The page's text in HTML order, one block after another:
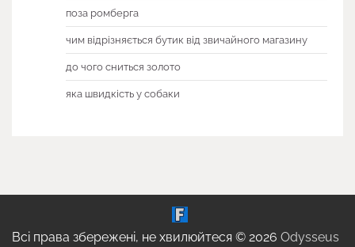
поза ромберга
чим відрізняється бутик від звичайного магазину
до чого сниться золото
яка швидкість у собаки
Всі права збережені, не хвилюйтеся © 2026 Odysseus